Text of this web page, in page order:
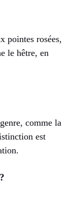
pointes rosées,
le hêtre, en
comme la
est